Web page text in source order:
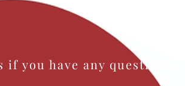
if you have any questions